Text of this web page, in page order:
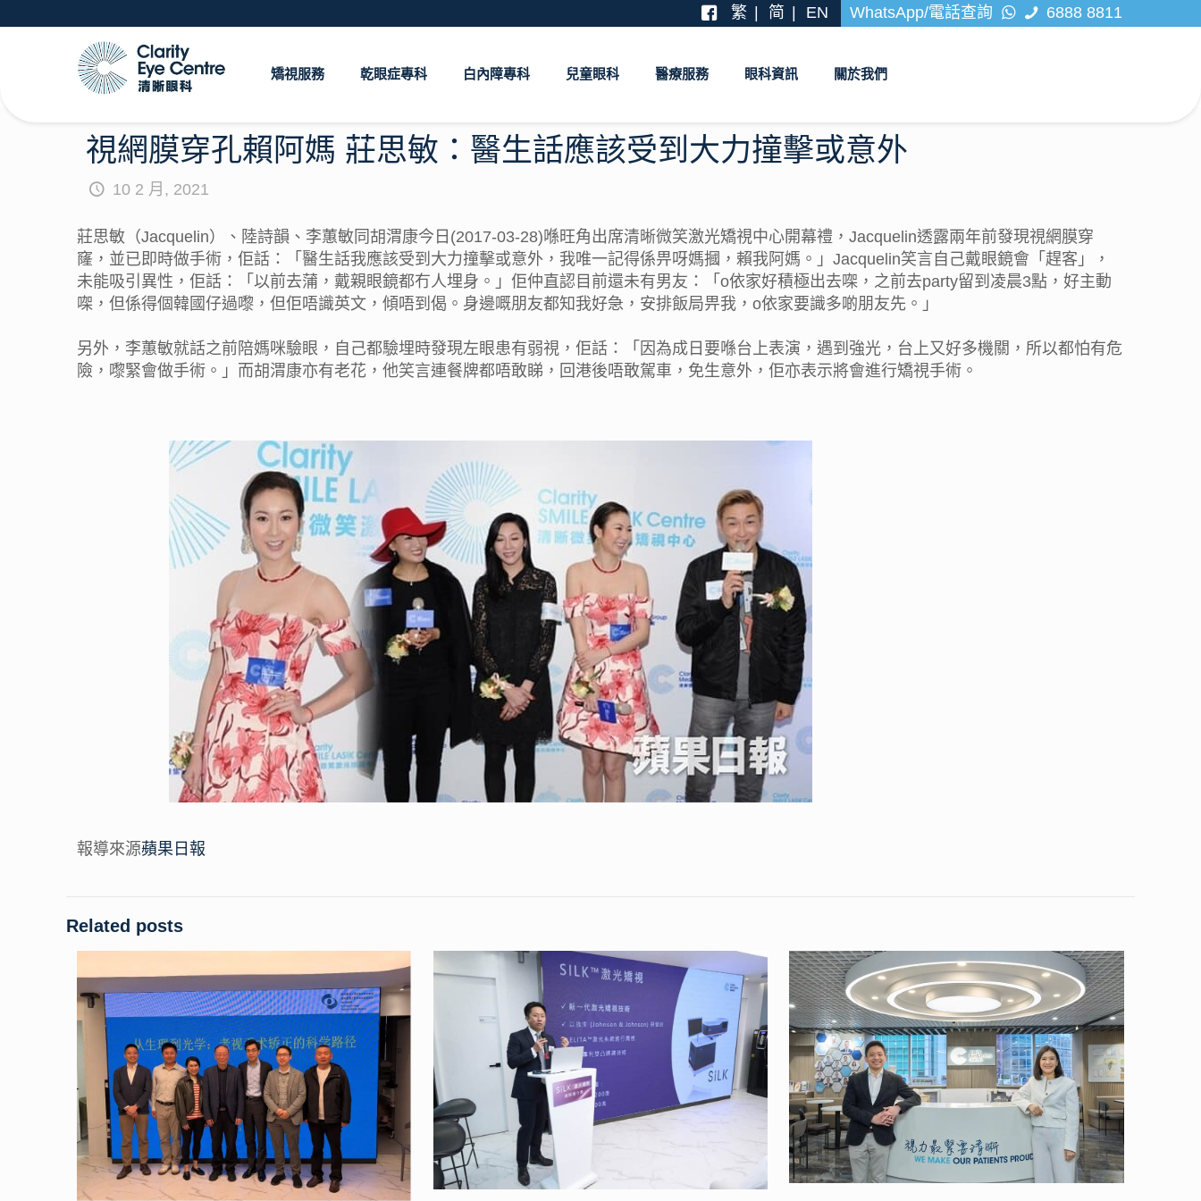
繁 简 EN WhatsApp/電話查詢 6888 8811
矯視服務 乾眼症專科 白內障專科 兒童眼科 醫療服務 眼科資訊 關於我們
視網膜穿孔賴阿媽 莊思敏：醫生話應該受到大力撞擊或意外
10 2 月, 2021
莊思敏（Jacquelin）、陸詩韻、李蕙敏同胡渭康今日(2017-03-28)喺旺角出席清晰微笑激光矯視中心開幕禮，Jacquelin透露兩年前發現視網膜穿
窿，並已即時做手術，佢話：「醫生話我應該受到大力撞擊或意外，我唯一記得係畀呀媽摑，賴我阿媽。」Jacquelin笑言自己戴眼鏡會「趕客」，
未能吸引異性，佢話：「以前去蒲，戴親眼鏡都冇人埋身。」佢仲直認目前還未有男友：「o依家好積極出去㗎，之前去party留到凌晨3點，好主動
㗎，但係得個韓國仔過嚟，但佢唔識英文，傾唔到偈。身邊嘅朋友都知我好急，安排飯局畀我，o依家要識多啲朋友先。」
另外，李蕙敏就話之前陪媽咪驗眼，自己都驗埋時發現左眼患有弱視，佢話：「因為成日要喺台上表演，遇到強光，台上又好多機關，所以都怕有危
險，嚟緊會做手術。」而胡渭康亦有老花，他笑言連餐牌都唔敢睇，回港後唔敢駕車，免生意外，佢亦表示將會進行矯視手術。
報導來源蘋果日報
Related posts